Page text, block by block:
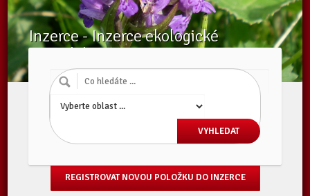
Inzerce - Inzerce ekologické
zemědělství
/ Katalog subjektů Inzerce ekologické zemědělství
Inzerce
REGISTROVAT NOVOU POLOŽKU DO INZERCE